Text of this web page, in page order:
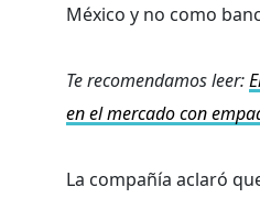
México y no como
Te recomendamos leer:
en el mercado con
La compañía aclaró